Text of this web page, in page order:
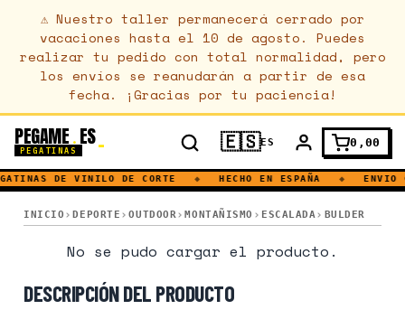
⚠ Nuestro taller permanecerá cerrado por
vacaciones hasta el 10 de agosto. Puedes
realizar tu pedido con total normalidad, pero
los envíos se reanudarán a partir de esa
fecha. ¡Gracias por tu paciencia!
PEGAME.ES
PEGATINAS 🇪🇸ES 0,00
DE VINILO DE CORTE ◆ HECHO EN ESPAÑA ◆ ENVIO
INICIO DEPORTE OUTDOOR MONTAÑISMO ESCALADA BULDER
PETZL · AVENTURA · BULDER · ALTURA · MONTAÑA
PETZL · AVENTURA · BULDER · ALTURA
No se pudo cargar el producto.
DESCRIPCIÓN DEL PRODUCTO